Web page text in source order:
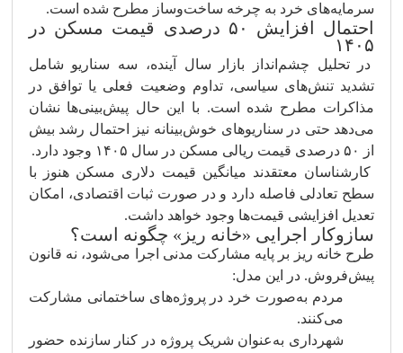
سرمایه‌های خرد به چرخه ساخت‌وساز مطرح شده است.
احتمال افزایش ۵۰ درصدی قیمت مسکن در
۱۴۰۵
در تحلیل چشم‌انداز بازار سال آینده، سه سناریو شامل
تشدید تنش‌های سیاسی، تداوم وضعیت فعلی یا توافق در
مذاکرات مطرح شده است. با این حال پیش‌بینی‌ها نشان
می‌دهد حتی در سناریوهای خوش‌بینانه نیز احتمال رشد بیش
از ۵۰ درصدی قیمت ریالی مسکن در سال ۱۴۰۵ وجود دارد.
کارشناسان معتقدند میانگین قیمت دلاری مسکن هنوز با
سطح تعادلی فاصله دارد و در صورت ثبات اقتصادی، امکان
تعدیل افزایشی قیمت‌ها وجود خواهد داشت.
سازوکار اجرایی «خانه ریز» چگونه است؟
طرح خانه ریز بر پایه مشارکت مدنی اجرا می‌شود، نه قانون
پیش‌فروش. در این مدل:
مردم به‌صورت خرد در پروژه‌های ساختمانی مشارکت
می‌کنند.
شهرداری به‌عنوان شریک پروژه در کنار سازنده حضور